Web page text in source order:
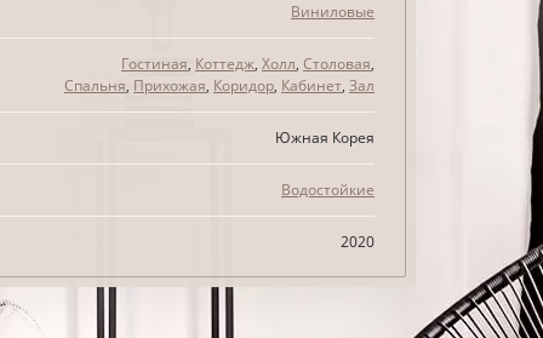
Виниловые
Гостиная, Коттедж, Холл, Столовая,
Спальня, Прихожая, Коридор, Кабинет, Зал
Южная Корея
Водостойкие
2020